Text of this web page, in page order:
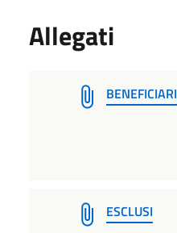
Allegati
BENEFICIARI
ESCLUSI